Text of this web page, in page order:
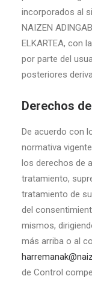
incorporados al
NAIZEN
ELKARTEA, con
por parte del
posteriores
Derechos
De acuerdo con
normativa
los derechos de
tratamiento,
tratamiento de
del
mismos,
más arriba o al
de Control